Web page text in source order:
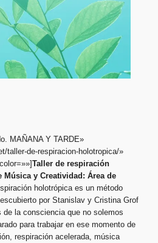
MAÑANA Y TARDE»
taller-de-respiracion-holotropica/»
Taller de respiración
Música y Creatividad: Área de
holotrópica es un método
por Stanislav y Cristina Grof
de la consciencia que no solemos
para trabajar en ese momento de
respiración acelerada, música